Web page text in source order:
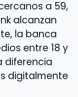
a 59,
alcanzan
la banca
entre 18 y
diferencia
digitalmente